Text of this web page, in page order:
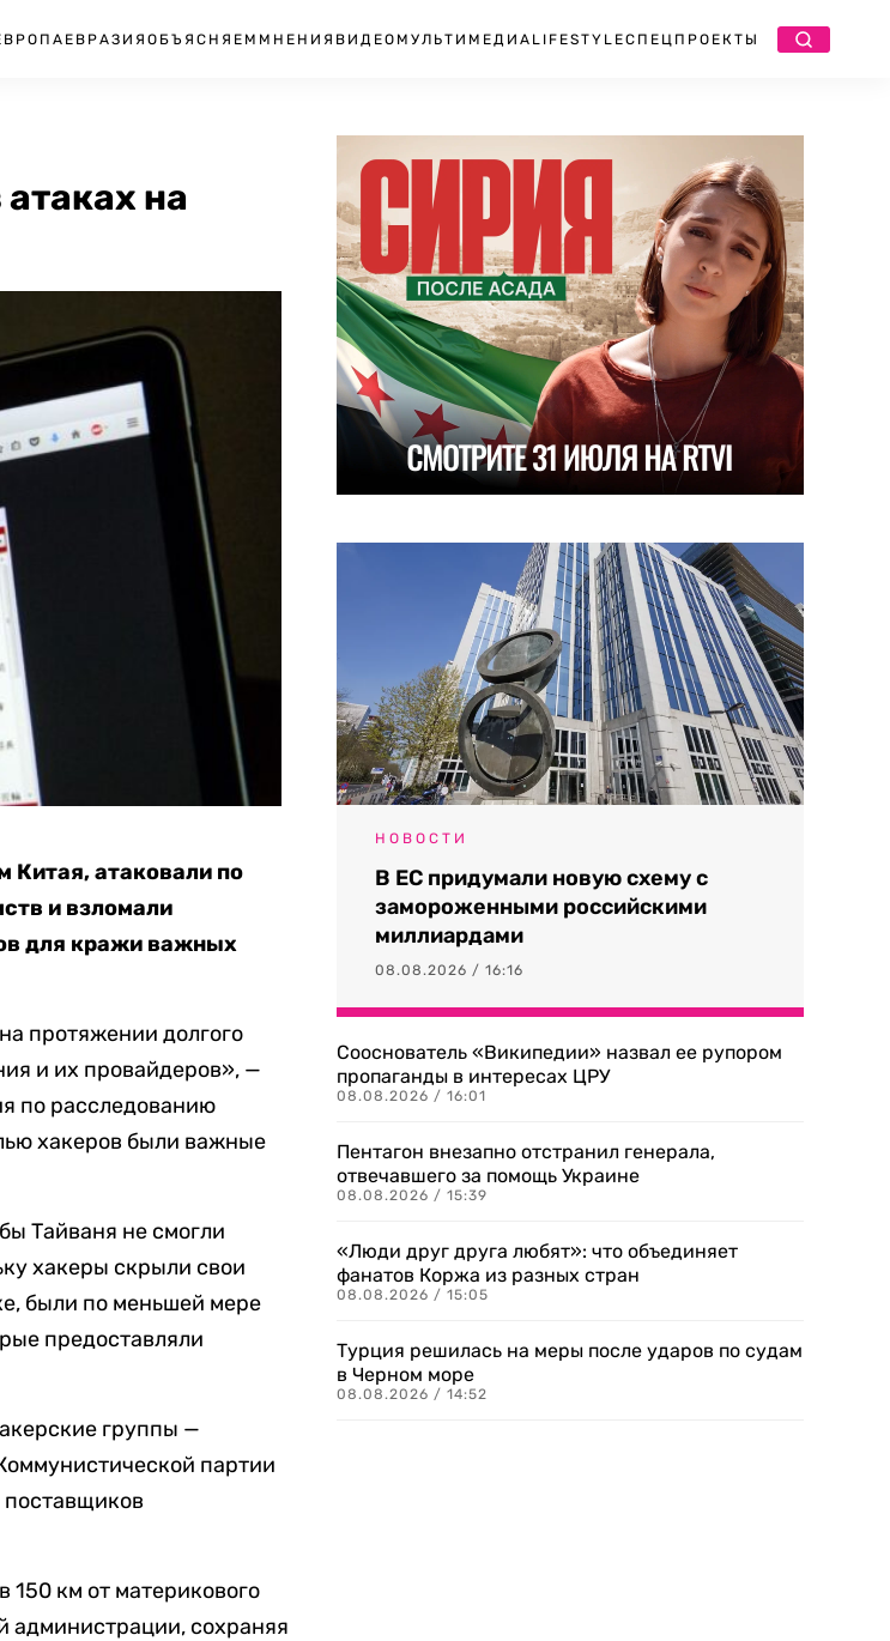
ЕВРАЗИЯ ОБЪЯСНЯЕМ МНЕНИЯ ВИДЕО МУЛЬТИМЕДИА LIFESTYLEСПЕЦПРОЕКТЫ
на
Китая, атаковали по
и взломали
для кражи важных
протяжении долгого
и их провайдеров», —
по расследованию
хакеров были важные
Тайваня не смогли
хакеры скрыли свои
были по меньшей мере
предоставляли
группы —
партии
поставщиков
150 км от материкового
администрации, сохраняя
НОВОСТИ
В ЕС придумали новую схему с
замороженными российскими
миллиардами
08.08.2026 / 16:16
Сооснователь «Википедии» назвал ее рупором
пропаганды в интересах ЦРУ
08.08.2026 / 16:01
Пентагон внезапно отстранил генерала,
отвечавшего за помощь Украине
08.08.2026 / 15:39
«Люди друг друга любят»: что объединяет
фанатов Коржа из разных стран
08.08.2026 / 15:05
Турция решилась на меры после ударов по судам
в Черном море
08.08.2026 / 14:52